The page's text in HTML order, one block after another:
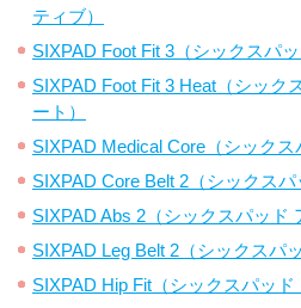
ティブ）
SIXPAD Foot Fit 3（シックスパ
SIXPAD Foot Fit 3 Heat（シック
ート）
SIXPAD Medical Core（シックス
SIXPAD Core Belt 2（シックスパ
SIXPAD Abs 2（シックスパッド
SIXPAD Leg Belt 2（シックスパ
SIXPAD Hip Fit（シックスパッド